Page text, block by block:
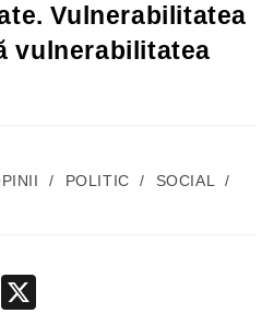
Vulnerabilitatea
vulnerabilitatea
/ POLITIC / SOCIAL
/
E